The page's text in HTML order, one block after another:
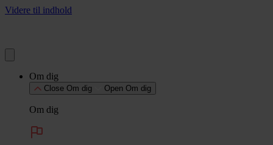
Videre til indhold
Om dig
Close Om dig Open Om dig
Om dig